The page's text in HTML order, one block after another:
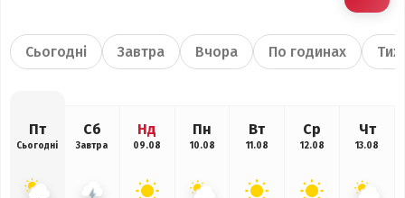
Сьогодні Завтра Вчора По годинах
Пт
Сьогодні
Сб
Завтра
Нд
09.08
Пн
10.08
Вт
11.08
Ср
12.08
Чт
13.08